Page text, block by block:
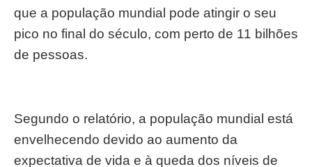
que a população mundial pode atingir o seu
pico no final do século, com perto de 11 bilhões
de pessoas.
Segundo o relatório, a população mundial está
envelhecendo devido ao aumento da
expectativa de vida e à queda dos níveis de